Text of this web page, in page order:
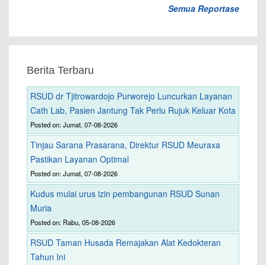
Semua Reportase
Berita Terbaru
RSUD dr Tjitrowardojo Purworejo Luncurkan Layanan
Cath Lab, Pasien Jantung Tak Perlu Rujuk Keluar Kota
Posted on: Jumat, 07-08-2026
Tinjau Sarana Prasarana, Direktur RSUD Meuraxa
Pastikan Layanan Optimal
Posted on: Jumat, 07-08-2026
Kudus mulai urus izin pembangunan RSUD Sunan
Muria
Posted on: Rabu, 05-08-2026
RSUD Taman Husada Remajakan Alat Kedokteran
Tahun Ini